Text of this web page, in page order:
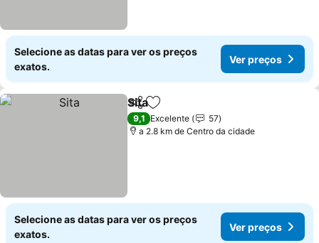
Selecione as datas para ver os preços
exatos.
Ver preços
PartilharAdicionar aos favoritos
Sita
9,1 Excelente
57
a 2.8 km de Centro da cidade
Selecione as datas para ver os preços
exatos.
Ver preços